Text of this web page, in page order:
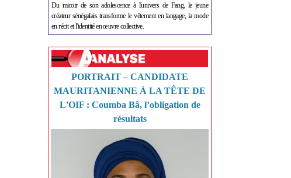
Du miroir de son adolescence à l'univers de Fang, le jeune
créateur sénégalais transforme le vêtement en langage, la mode
en récit et l'identité en œuvre collective.
PORTRAIT – CANDIDATE
MAURITANIENNE À LA TÊTE DE
L'OIF : Coumba Bâ, l’obligation de
résultats